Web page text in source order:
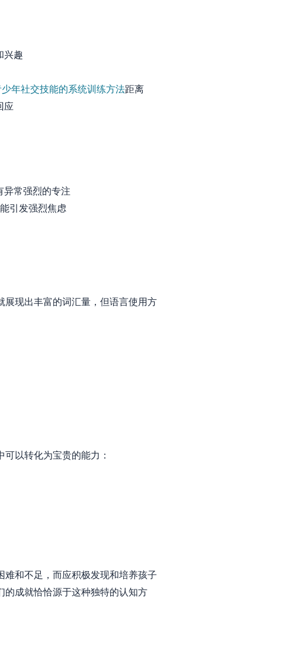
兴趣
年社交技能的系统训练方法距离
应
常强烈的专注
引发强烈焦虑
展现出丰富的词汇量，但语言使用方
以转化为宝贵的能力：
和不足，而应积极发现和培养孩子
的成就恰恰源于这种独特的认知方